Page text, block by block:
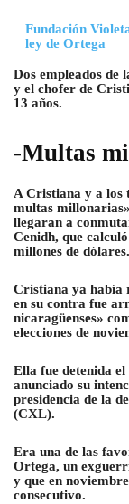
Fundación
ley de Ortega
Dos empleados de
y el chofer de
13 años.
-Multas
A Cristiana y a los
multas
llegaran a
Cenidh, que
millones de dólares.
Cristiana ya había
en su contra fue
nicaragüenses»
elecciones de
Ella fue detenida el
anunciado su
presidencia de la
(CXL).
Era una de las
Ortega, un
y que en
consecutivo.